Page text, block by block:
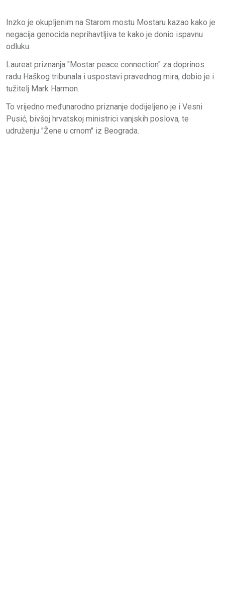
Inzko je okupljenim na Starom mostu Mostaru kazao kako je
negacija genocida neprihavtljiva te kako je donio ispavnu
odluku.
Laureat priznanja "Mostar peace connection" za doprinos
radu Haškog tribunala i uspostavi pravednog mira, dobio je i
tužitelj Mark Harmon.
To vrijedno međunarodno priznanje dodijeljeno je i Vesni
Pusić, bivšoj hrvatskoj ministrici vanjskih poslova, te
udruženju "Žene u crnom" iz Beograda.